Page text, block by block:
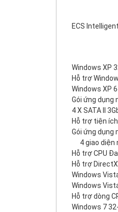
ECS
Windows XP
Hỗ trợ
Windows XP
Gói ứng dụng
4 X SATA II
Hỗ trợ tiện ích
Gói ứng dụng
4 giao diện
Hỗ trợ CPU
Hỗ trợ DirectX
Windows
Windows
Hỗ trợ dòng
Windows 7